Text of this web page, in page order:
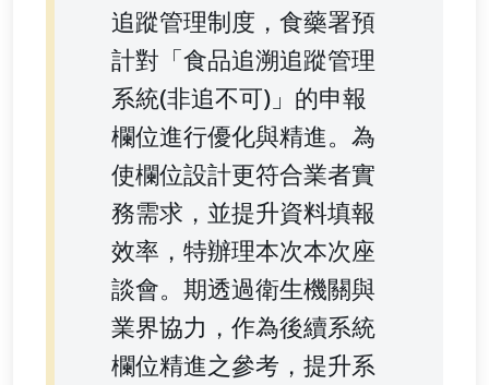
追蹤管理制度，食藥署預
計對「食品追溯追蹤管理
系統(非追不可)」的申報
欄位進行優化與精進。為
使欄位設計更符合業者實
務需求，並提升資料填報
效率，特辦理本次本次座
談會。期透過衛生機關與
業界協力，作為後續系統
欄位精進之參考，提升系